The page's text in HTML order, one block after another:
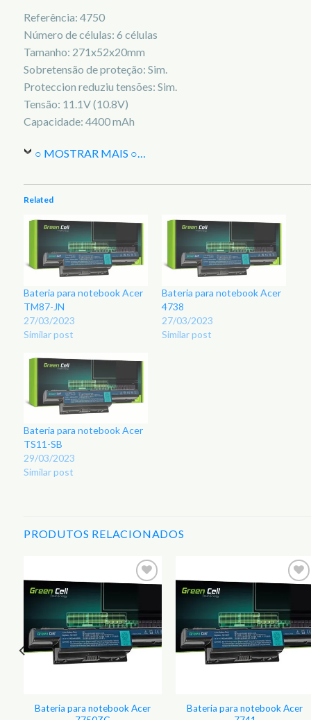
Referência: 4750
Número de células: 6 células
Tamanho: 271x52x20mm
Sobretensão de proteção: Sim.
Proteccion reduziu tensões: Sim.
Tensão: 11.1V (10.8V)
Capacidade: 4400 mAh
○ MOSTRAR MAIS ○…
Related
Bateria para notebook Acer
TM87-JN
27/03/2023
Similar post
Bateria para notebook Acer
4738
27/03/2023
Similar post
Bateria para notebook Acer
TS11-SB
29/03/2023
Similar post
PRODUTOS RELACIONADOS
Favoritos
Bateria para notebook Acer
Favoritos
Bateria para notebook Acer